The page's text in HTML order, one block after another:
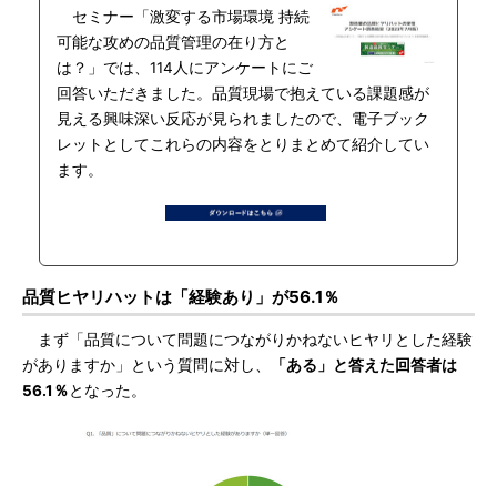
セミナー「激変する市場環境 持続
可能な攻めの品質管理の在り方と
は？」では、114人にアンケートにご
回答いただきました。品質現場で抱えている課題感が
見える興味深い反応が見られましたので、電子ブック
レットとしてこれらの内容をとりまとめて紹介してい
ます。
品質ヒヤリハットは「経験あり」が56.1％
まず「品質について問題につながりかねないヒヤリとした経験
がありますか」という質問に対し、
「ある」と答えた回答者は
56.1％となった。